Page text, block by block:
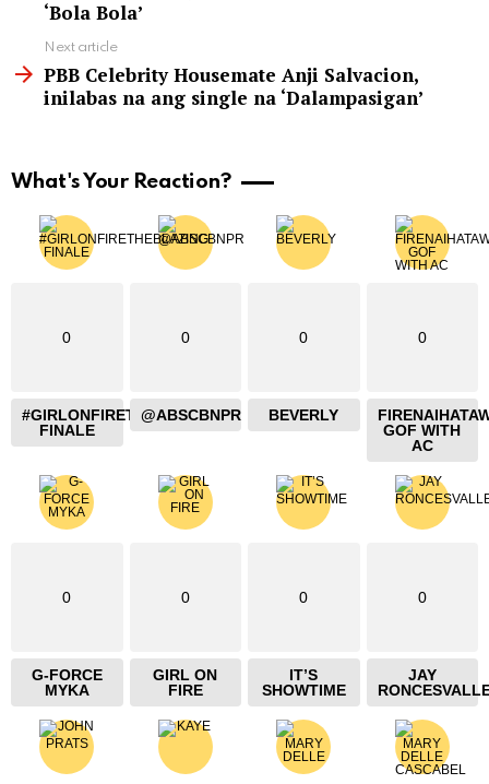
‘Bola Bola’
Next article
PBB Celebrity Housemate Anji Salvacion,
inilabas na ang single na ‘Dalampasigan’
What's Your Reaction?
0
#GIRLONFIRETHEBLAZING
FINALE
0
@ABSCBNPR
0
BEVERLY
0
GOF WITH
AC
0
G-FORCE
MYKA
0
GIRL ON
FIRE
0
IT’S
SHOWTIME
0
JAY